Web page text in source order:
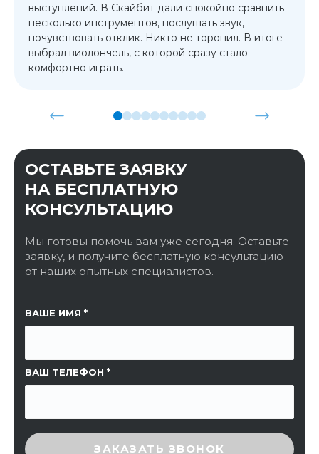
выступлений. В Скайбит дали спокойно сравнить
несколько инструментов, послушать звук,
почувствовать отклик. Никто не торопил. В итоге
выбрал виолончель, с которой сразу стало
комфортно играть.
ОСТАВЬТЕ ЗАЯВКУ
НА БЕСПЛАТНУЮ
КОНСУЛЬТАЦИЮ
Мы готовы помочь вам уже сегодня. Оставьте
заявку, и получите бесплатную консультацию
от наших опытных специалистов.
ВАШЕ ИМЯ
ВАШ ТЕЛЕФОН
ССЫЛКА НА СТРАНИЦУ
ВВЕДИТЕ ПРОВЕРОЧНЫЙ КОД
ЗАКАЗАТЬ ЗВОНОК